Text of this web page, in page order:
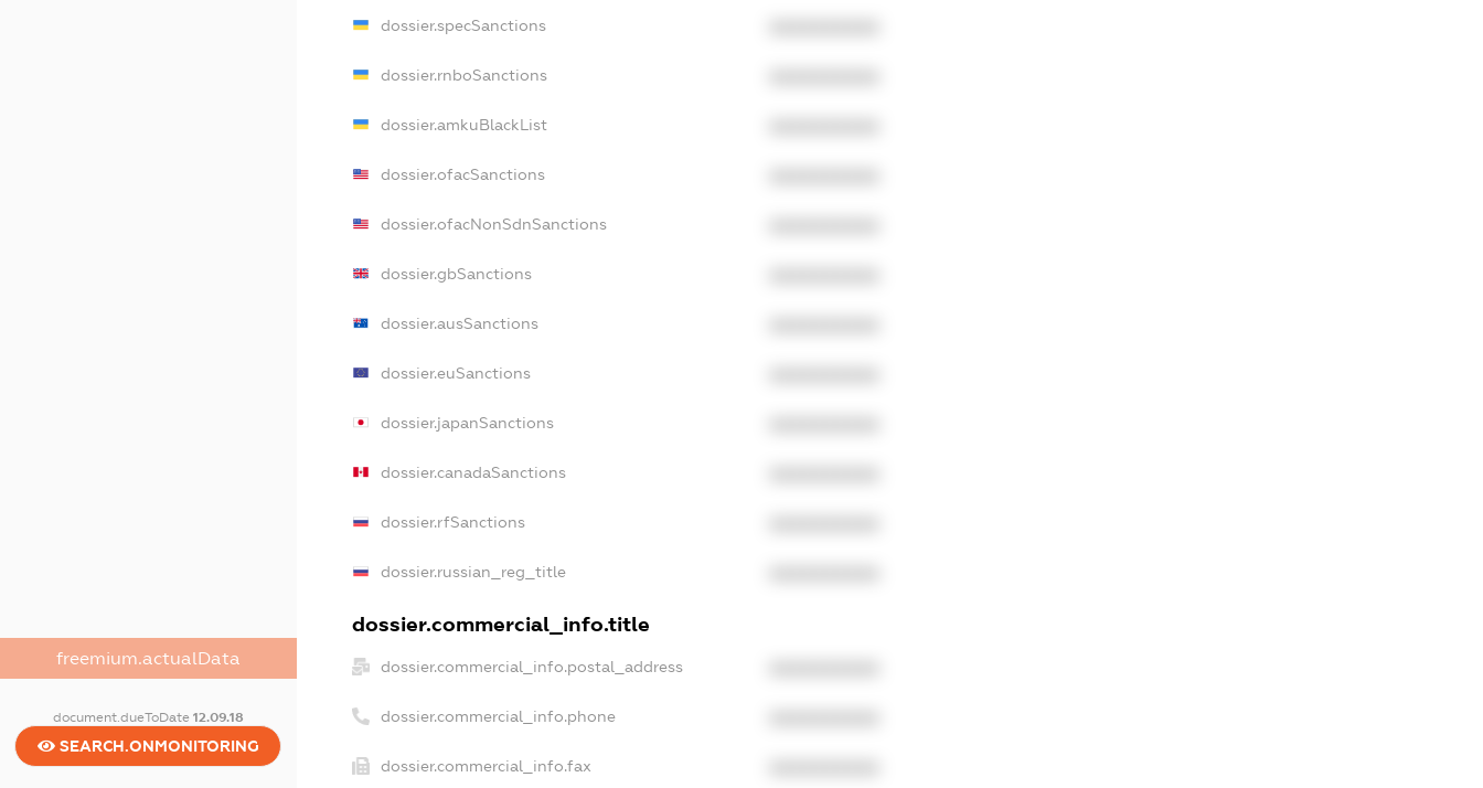
freemium.actualData
document.dueToDate 12.09.18
SEARCH.ONMONITORING
dossier.specSanctions
dossier.rnboSanctions
dossier.amkuBlackList
dossier.ofacSanctions
dossier.ofacNonSdnSanctions
dossier.gbSanctions
dossier.ausSanctions
dossier.euSanctions
dossier.japanSanctions
dossier.canadaSanctions
dossier.rfSanctions
dossier.russian_reg_title
dossier.commercial_info.title
dossier.commercial_info.postal_address
dossier.commercial_info.phone
dossier.commercial_info.fax